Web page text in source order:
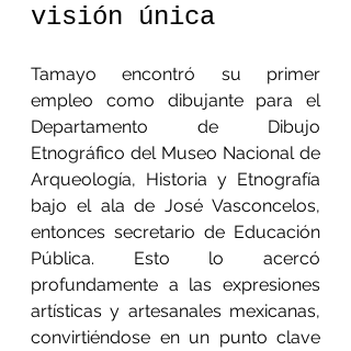
visión única
Tamayo encontró su primer
empleo como dibujante para el
Departamento de Dibujo
Etnográfico del Museo Nacional de
Arqueología, Historia y Etnografía
bajo el ala de José Vasconcelos,
entonces secretario de Educación
Pública. Esto lo acercó
profundamente a las expresiones
artísticas y artesanales mexicanas,
convirtiéndose en un punto clave